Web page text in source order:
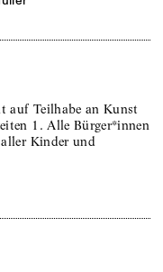
auf Teilhabe an Kunst
1. Alle Bürger*innen
Kinder und